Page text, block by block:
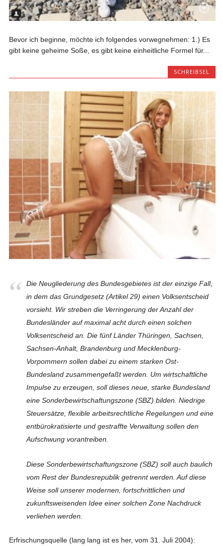
Bevor ich beginne, möchte ich folgendes vorwegnehmen: 1.) Es
gibt keine geheime Soße, es gibt keine einheitliche Formel für...
SCHREIBSEL
Die Neugliederung des Bundesgebietes ist der einzige Fall,
in dem das Grundgesetz (Artikel 29) einen Volksentscheid
vorsieht. Wir streben die Verringerung der Anzahl der
Bundesländer auf maximal acht durch einen solchen
Volksentscheid an. Die fünf Länder Thüringen, Sachsen,
Sachsen-Anhalt, Branden­burg und Mecklenburg-
Vorpommern sollen dabei zu einem starken Ost-
Bundesland zusammengefaßt werden. Um wirtschaftliche
Impulse zu erzeugen, soll dieses neue, starke Bundesland
eine Sonderbewirtschaftungszone (SBZ) bilden. Niedrige
Steuersätze, flexible arbeitsrechtliche Regelungen und eine
entbürokratisierte und gestraffte Verwaltung sollen den
Aufschwung vorantreiben.
Diese Sonderbewirtschaftungszone (SBZ) soll auch baulich
vom Rest der Bundesrepublik getrennt werden. Auf diese
Weise soll unserer modernen, fortschrittlichen und
zukunftsweisenden Idee einer solchen Zone Nachdruck
verliehen werden.
Erfrischungsquelle (lang lang ist es her, vom 31. Juli 2004):